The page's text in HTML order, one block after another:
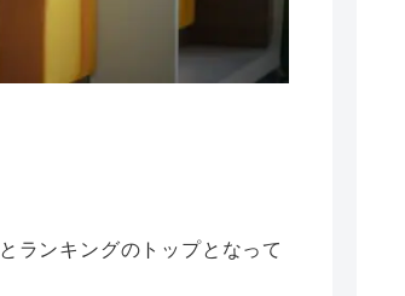
とランキングのトップとなって